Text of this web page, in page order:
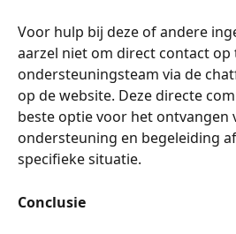
Voor hulp bij deze of andere
aarzel niet om direct contact op
ondersteuningsteam via de
op de website. Deze directe
beste optie voor het ontvangen
ondersteuning en begeleiding
specifieke situatie.
Conclusie